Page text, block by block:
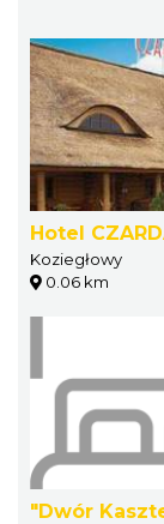
Hotel
Koziegłowy
0.06 km
"Dwór